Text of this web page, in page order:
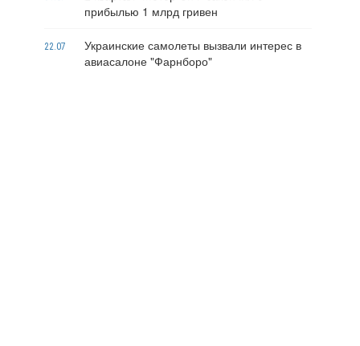
прибылью 1 млрд гривен
22.07
Украинские самолеты вызвали интерес в
авиасалоне "Фарнборо"